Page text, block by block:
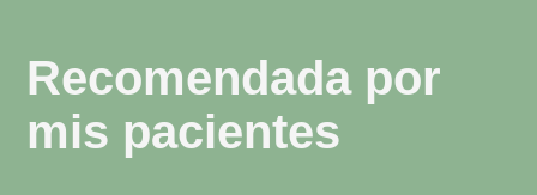
Recomendada por
mis pacientes